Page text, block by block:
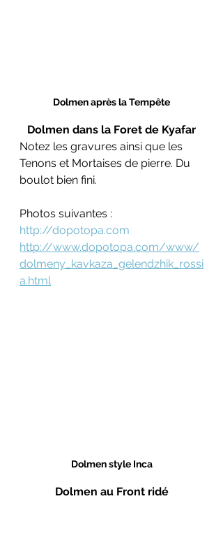
Dolmen après la Tempête
Dolmen dans la Foret de Kyafar
Notez les gravures ainsi que les
Tenons et Mortaises de pierre. Du
boulot bien fini.
Photos suivantes :
http://dopotopa.com
http://www.dopotopa.com/www/
dolmeny_kavkaza_gelendzhik_rossi
a.html
Dolmen style Inca
Dolmen au Front ridé